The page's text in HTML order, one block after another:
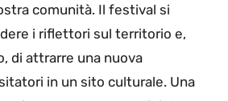
comunità. Il festival si
i riflettori sul territorio e,
di attrarre una nuova
in un sito culturale. Una